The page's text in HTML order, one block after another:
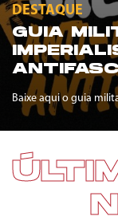
DESTAQUE
GUIA
Baixe aqui o guia